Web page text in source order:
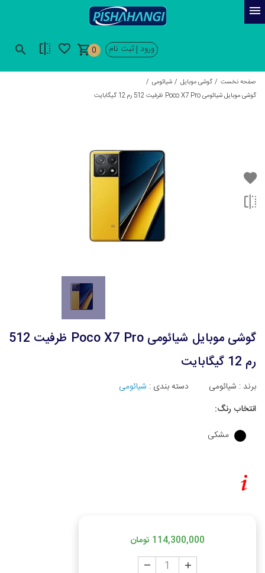
0 ورود |ثبت نام
صفحه نخست گوشی موبایل
شیائومی
گوشی موبایل شیائومی Poco X7 Pro ظرفیت 512 رم 12 گیگابایت
گوشی موبایل شیائومی Poco X7 Pro ظرفیت 512
رم 12 گیگابایت
برند : شیائومی دسته بندی : شیائومی
انتخاب رنگ:
مشکی
114,300,000 تومان